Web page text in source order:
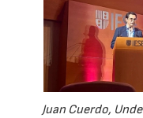
Juan Cuerdo,